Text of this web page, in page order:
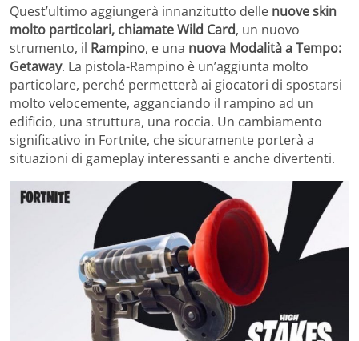
Quest’ultimo aggiungerà innanzitutto delle nuove skin
molto particolari, chiamate Wild Card, un nuovo
strumento, il Rampino, e una nuova Modalità a Tempo:
Getaway. La pistola-Rampino è un’aggiunta molto
particolare, perché permetterà ai giocatori di spostarsi
molto velocemente, agganciando il rampino ad un
edificio, una struttura, una roccia. Un cambiamento
significativo in Fortnite, che sicuramente porterà a
situazioni di gameplay interessanti e anche divertenti.